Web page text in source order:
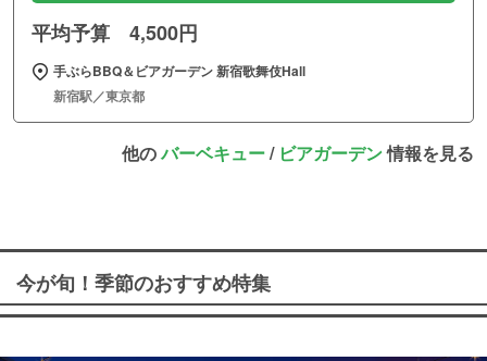
平均予算 4,500円
手ぶらBBQ＆ビアガーデン 新宿歌舞伎Hall
新宿駅／東京都
他のバーベキュー/ ビアガーデン情報を見る
今が旬！季節のおすすめ特集